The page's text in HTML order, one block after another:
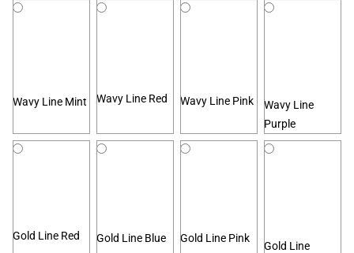
Wavy Line Mint Wavy Line Red Wavy Line Pink
Wavy Line
Purple
Gold Line Red Gold Line Blue Gold Line Pink
Gold Line